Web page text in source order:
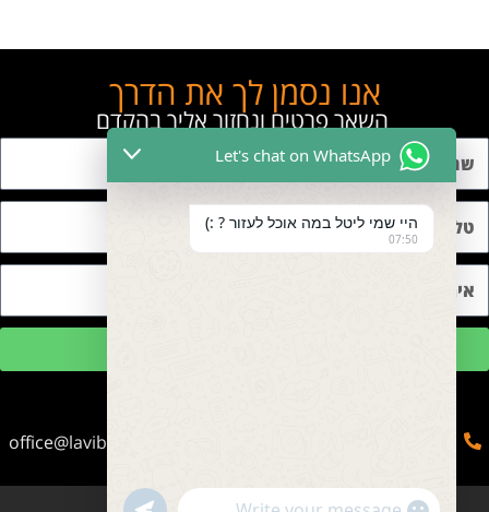
אנו נסמן לך את הדרך
השאר פרטים ונחזור אליך בהקדם
office@lavibetnua.co.il
Let's chat on WhatsApp
היי שמי ליטל במה אוכל לעזור ? :)
07:50
"+chaty_settings.lang.emoji_picker+"
undefined